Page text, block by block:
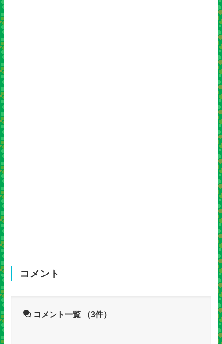
コメント
コメント一覧 （3件）